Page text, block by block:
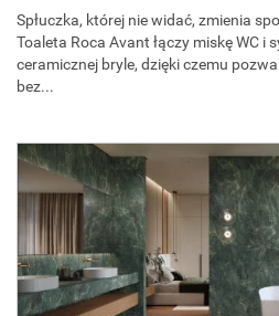
Spłuczka, której nie widać, zmienia
Toaleta Roca Avant łączy miskę WC i
ceramicznej bryle, dzięki czemu
bez...